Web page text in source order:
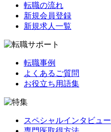
転職の流れ
新規会員登録
新規求人一覧
転職事例
よくあるご質問
お役立ち用語集
スペシャルインタビュー